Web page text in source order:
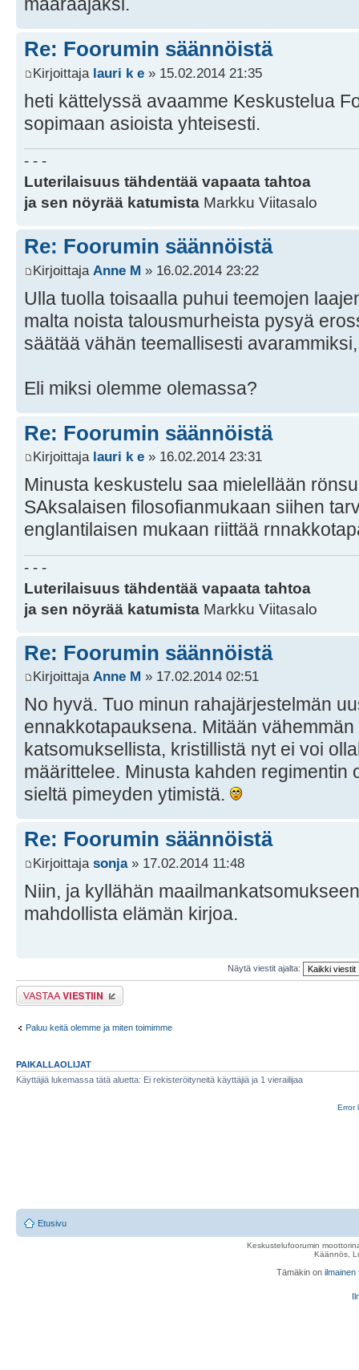
Re: Foorumin säännöistä
Kirjoittaja lauri k e » 15.02.2014 21:35
heti kättelyssä avaamme Keskustelua
sopimaan asioista yhteisesti.
- - -
Luterilaisuus tähdentää vapaata tahtoa
ja sen nöyrää katumista Markku Viitasalo
Re: Foorumin säännöistä
Kirjoittaja Anne M » 16.02.2014 23:22
Ulla tuolla toisaalla puhui teemojen
malta noista talousmurheista pysyä
säätää vähän teemallisesti
Eli miksi olemme olemassa?
Re: Foorumin säännöistä
Kirjoittaja lauri k e » 16.02.2014 23:31
Minusta keskustelu saa mielellään
SAksalaisen filosofianmukaan siihen
englantilaisen mukaan riittää
- - -
Luterilaisuus tähdentää vapaata tahtoa
ja sen nöyrää katumista Markku Viitasalo
Re: Foorumin säännöistä
Kirjoittaja Anne M » 17.02.2014 02:51
No hyvä. Tuo minun rahajärjestelmän
ennakkotapauksena. Mitään
katsomuksellista, kristillistä nyt ei voi
määrittelee. Minusta kahden regimentin
sieltä pimeyden ytimistä.
Re: Foorumin säännöistä
Kirjoittaja sonja» 17.02.2014 11:48
Niin, ja kyllähän
mahdollista elämän kirjoa.
Näytä viestit ajalta:
Lähetä vastaus
Paluu keitä olemme ja miten toimimme
PAIKALLAOLIJAT
Käyttäjiä lukemassa tätä aluetta: Ei rekisteröityneitä käyttäjiä ja 1 vierailijaa
Error
Etusivu
Keskustelufoorumin
Käännös,
Tämäkin on ilmainen